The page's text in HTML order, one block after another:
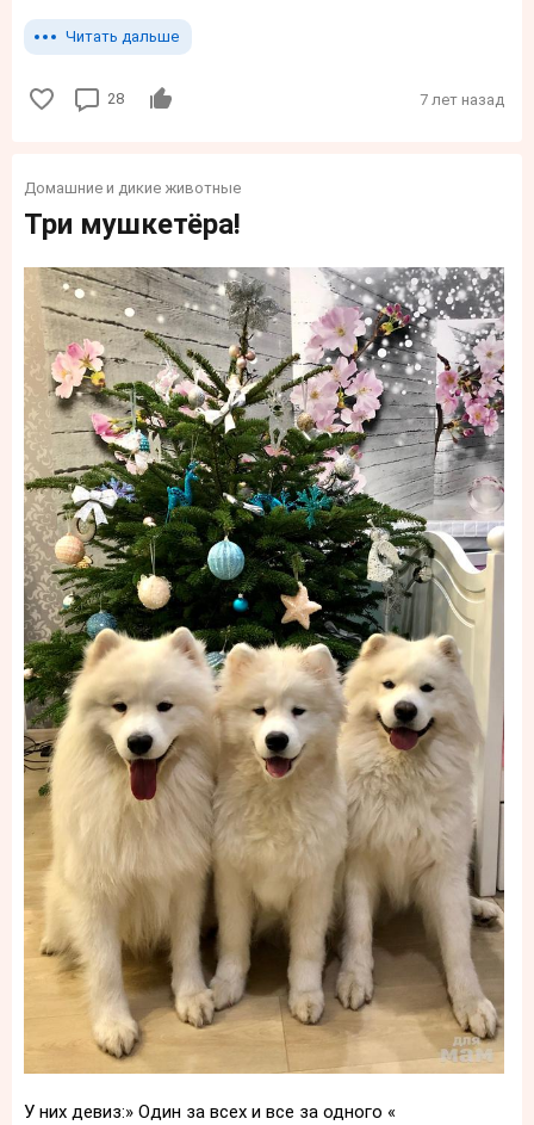
Читать дальше
28 7 лет назад
Домашние и дикие животные
Три мушкетёра!
У них девиз:» Один за всех и все за одного «